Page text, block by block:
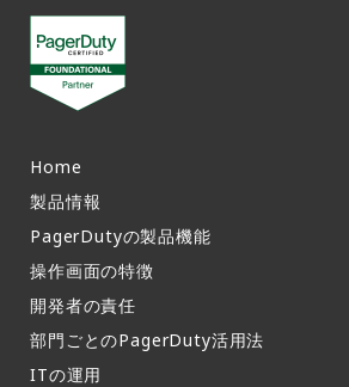
Home
製品情報​
PagerDutyの製品機能​
操作画面の特徴​
開発者の責任
部門ごとのPagerDuty活用法​
ITの運用​